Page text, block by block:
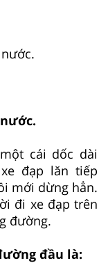
cái dốc dài
đạp lăn tiếp
mới dừng hẳn.
đi xe đạp trên
đường.
đầu là: